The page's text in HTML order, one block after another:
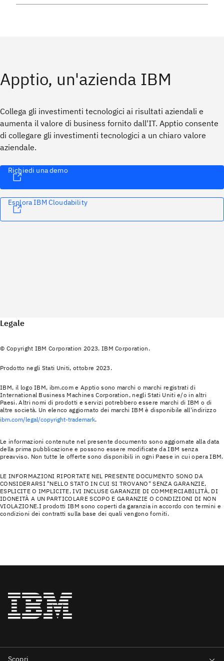
Apptio, un'azienda IBM
Collega gli investimenti tecnologici ai risultati aziendali e
aumenta il valore di business fornito dall'IT. Apptio consente
di collegare gli investimenti tecnologici a un chiaro valore
aziendale.
Richiedi una demo
Esplora IBM Cloudability
Legale
© Copyright IBM Corporation 2023. IBM Corporation.
Prodotto negli Stati Uniti, ottobre 2023.
IBM, il logo IBM, ibm.com e Apptio sono marchi o marchi registrati di
International Business Machines Corporation, negli Stati Uniti e/o in altri
Paesi. Altri nomi di prodotti e servizi potrebbero essere marchi di IBM o di
altre società. Un elenco aggiornato dei marchi IBM è disponibile all'indirizzo
ibm.com/legal/copyright-trademark.
Le informazioni contenute nel presente documento sono aggiornate alla data
della prima pubblicazione e possono essere modificate da IBM senza
preavviso. Non tutte le offerte sono disponibili in ogni Paese in cui opera IBM.
LE INFORMAZIONI RIPORTATE NEL PRESENTE DOCUMENTO SONO DA
CONSIDERARSI "NELLO STATO IN CUI SI TROVANO" SENZA GARANZIE,
ESPLICITE O IMPLICITE, IVI INCLUSE GARANZIE DI COMMERCIABILITÀ, DI
IDONEITÀ A UN PARTICOLARE SCOPO E GARANZIE O CONDIZIONI DI NON
VIOLAZIONE.I prodotti IBM sono coperti da garanzia in accordo con termini e
condizioni dei contratti sulla base dei quali vengono forniti.